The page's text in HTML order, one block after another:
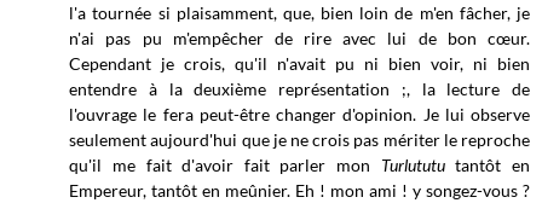
l'a tournée si plaisamment, que, bien loin de m'en fâcher, je
n'ai pas pu m'empêcher de rire avec lui de bon cœur.
Cependant je crois, qu'il n'avait pu ni bien voir, ni bien
entendre à la deuxième représentation ;, la lecture de
l'ouvrage le fera peut-être changer d'opinion. Je lui observe
seulement aujourd'hui que je ne crois pas mériter le reproche
qu'il me fait d'avoir fait parler mon Turlutututantôt en
Empereur, tantôt en meûnier. Eh ! mon ami ! y songez-vous ?